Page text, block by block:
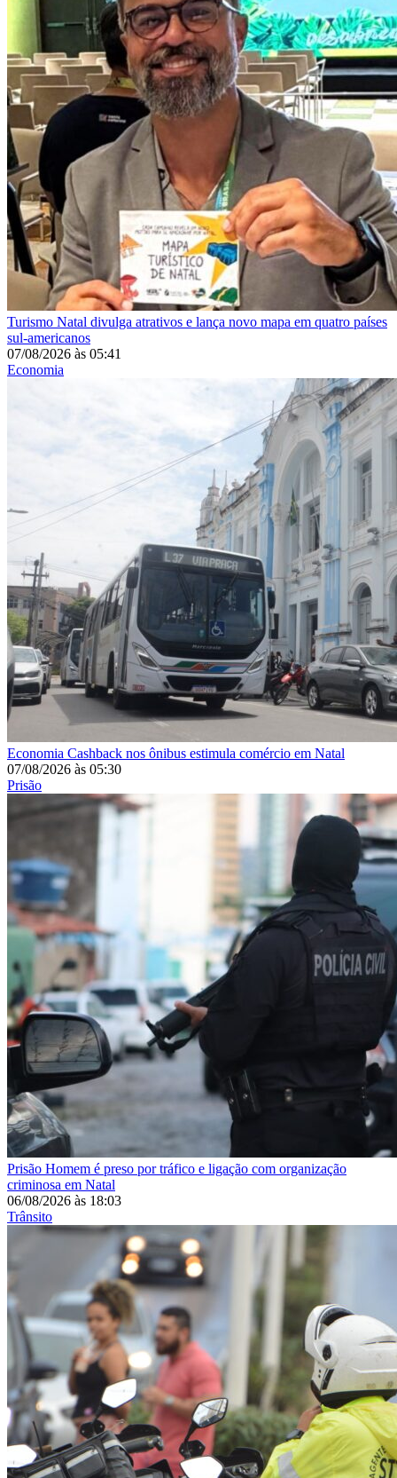
Turismo Natal divulga atrativos e lança novo mapa em quatro países
sul-americanos
07/08/2026 às 05:41
Economia
Economia Cashback nos ônibus estimula comércio em Natal
07/08/2026 às 05:30
Prisão
Prisão Homem é preso por tráfico e ligação com organização
criminosa em Natal
06/08/2026 às 18:03
Trânsito